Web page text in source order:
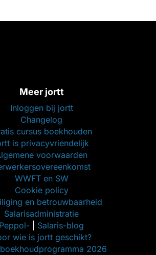
Meer jortt
Inloggen bij jortt
Changelog
cursus boekhouden
is privacyvriendelijk
voorwaarden
WWFT en SW
Cookie policy
en betrouwbaarheid
Salarisadministratie
Peppol-
Salaris-blog
wie is jortt geschikt?
2026